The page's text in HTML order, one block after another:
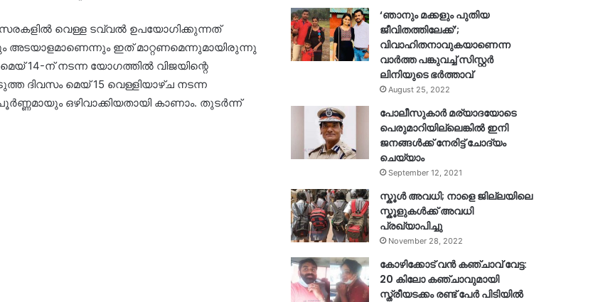
വെള്ള ടവ്വൽ ഉപയോഗിക്കുന്നത്
ഇത് മാറ്റണമെന്നുമായിരുന്നു
14-ന് നടന്ന യോഗത്തിൽ വിജയിന്റെ
ദിവസം മെയ് 15 വെള്ളിയാഴ്ച നടന്ന
ഒഴിവാക്കിയതായി കാണാം. തുടർന്ന്
‘ഞാനും മക്കളും പുതിയ
ജീവിതത്തിലേക്ക്’;
വിവാഹിതനാവുകയാണെന്ന
വാർത്ത പങ്കുവച്ച് സിസ്റ്റർ
ലിനിയുടെ ഭർത്താവ്
August 25, 2022
പോലീസുകാര്‍ മര്യാദയോടെ
പെരുമാറിയില്ലെങ്കില്‍ ഇനി
ജനങ്ങള്‍ക്ക് നേരിട്ട് ചോദ്യം
ചെയ്യാം
September 12, 2021
സ്കൂൾ അവധി; നാളെ ജില്ലയിലെ
സ്കൂളുകൾക്ക് അവധി
പ്രഖ്യാപിച്ചു
November 28, 2022
കോഴിക്കോട് വൻ കഞ്ചാവ് വേട്ട:
20 കിലോ കഞ്ചാവുമായി
സ്ത്രീയടക്കം രണ്ട് പേർ പിടിയിൽ